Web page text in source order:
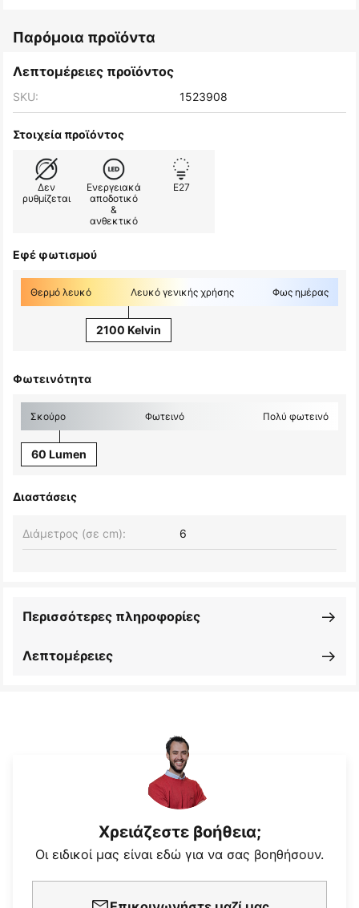
Παρόμοια προϊόντα
Λεπτομέρειες προϊόντος
SKU: 1523908
Στοιχεία προϊόντος
Δεν
ρυθμίζεται
Ενεργειακά
αποδοτικό
&
ανθεκτικό
E27
Εφέ φωτισμού
Θερμό λευκό Λευκό γενικής χρήσης Φως ημέρας
2100 Kelvin
Φωτεινότητα
Σκούρο Φωτεινό Πολύ φωτεινό
60 Lumen
Διαστάσεις
Διάμετρος (σε cm): 6
Λεπτομέρειες
Περισσότερες πληροφορίες
Χρειάζεστε βοήθεια;
Οι ειδικοί μας είναι εδώ για να σας βοηθήσουν.